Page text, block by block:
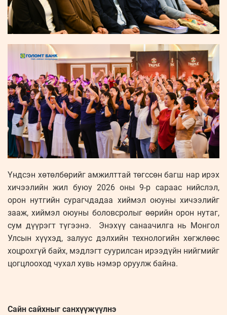
Үндсэн хөтөлбөрийг амжилттай төгссөн багш нар ирэх
хичээлийн жил буюу 2026 оны 9-р сараас нийслэл,
орон нутгийн сурагчдадаа хиймэл оюуны хичээлийг
зааж, хиймэл оюуны боловсролыг өөрийн орон нутаг,
сум дүүрэгт түгээнэ. Энэхүү санаачилга нь Монгол
Улсын хүүхэд, залуус дэлхийн технологийн хөгжлөөс
хоцрохгүй байх, мэдлэгт суурилсан ирээдүйн нийгмийг
цогцлооход чухал хувь нэмэр оруулж байна.
Сайн сайхныг санхүүжүүлнэ